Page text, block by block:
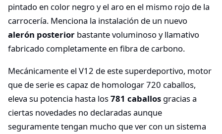
pintado en color negro y el aro en el mismo rojo de la
carrocería. Menciona la instalación de un nuevo
alerón posterior bastante voluminoso y llamativo
fabricado completamente en fibra de carbono.
Mecánicamente el V12 de este superdeportivo, motor
que de serie es capaz de homologar 720 caballos,
eleva su potencia hasta los781 caballos gracias a
ciertas novedades no declaradas aunque
seguramente tengan mucho que ver con un sistema